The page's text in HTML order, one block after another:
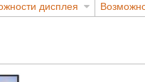
дисплея